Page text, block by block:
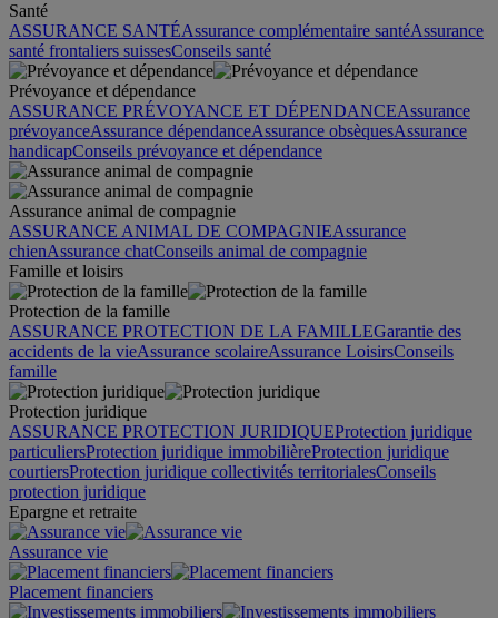
Santé
ASSURANCE SANTÉAssurance complémentaire santéAssurance
santé frontaliers suissesConseils santé
Prévoyance et dépendance
ASSURANCE PRÉVOYANCE ET DÉPENDANCEAssurance
prévoyanceAssurance dépendanceAssurance obsèquesAssurance
handicapConseils prévoyance et dépendance
Assurance animal de compagnie
ASSURANCE ANIMAL DE COMPAGNIEAssurance
chienAssurance chatConseils animal de compagnie
Famille et loisirs
Protection de la famille
ASSURANCE PROTECTION DE LA FAMILLEGarantie des
accidents de la vieAssurance scolaireAssurance LoisirsConseils
famille
Protection juridique
ASSURANCE PROTECTION JURIDIQUEProtection juridique
particuliersProtection juridique immobilièreProtection juridique
courtiersProtection juridique collectivités territorialesConseils
protection juridique
Epargne et retraite
Assurance vie
Placement financiers